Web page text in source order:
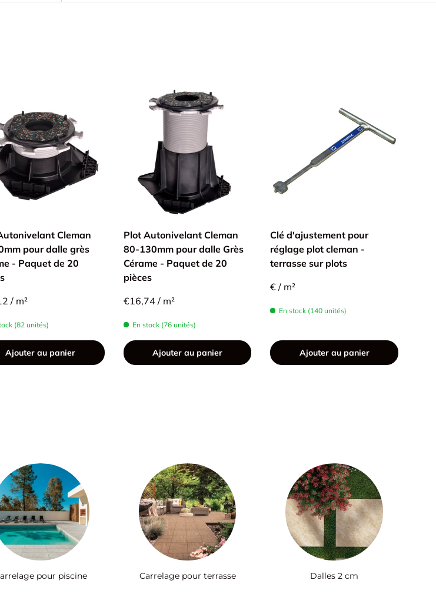
Cleman
pour dalle grès
- Paquet de 20
/ m²
(82 unités)
Ajouter au panier
Plot Autonivelant Cleman
80-130mm pour dalle Grès
Cérame - Paquet de 20
pièces
€16,74 / m²
En stock (76 unités)
Ajouter au panier
Clé d'ajustement pour
réglage plot cleman -
terrasse sur plots
€ / m²
En stock (140 unités)
Ajouter au panier
pour piscine Carrelage pour terrasse Dalles 2 cm